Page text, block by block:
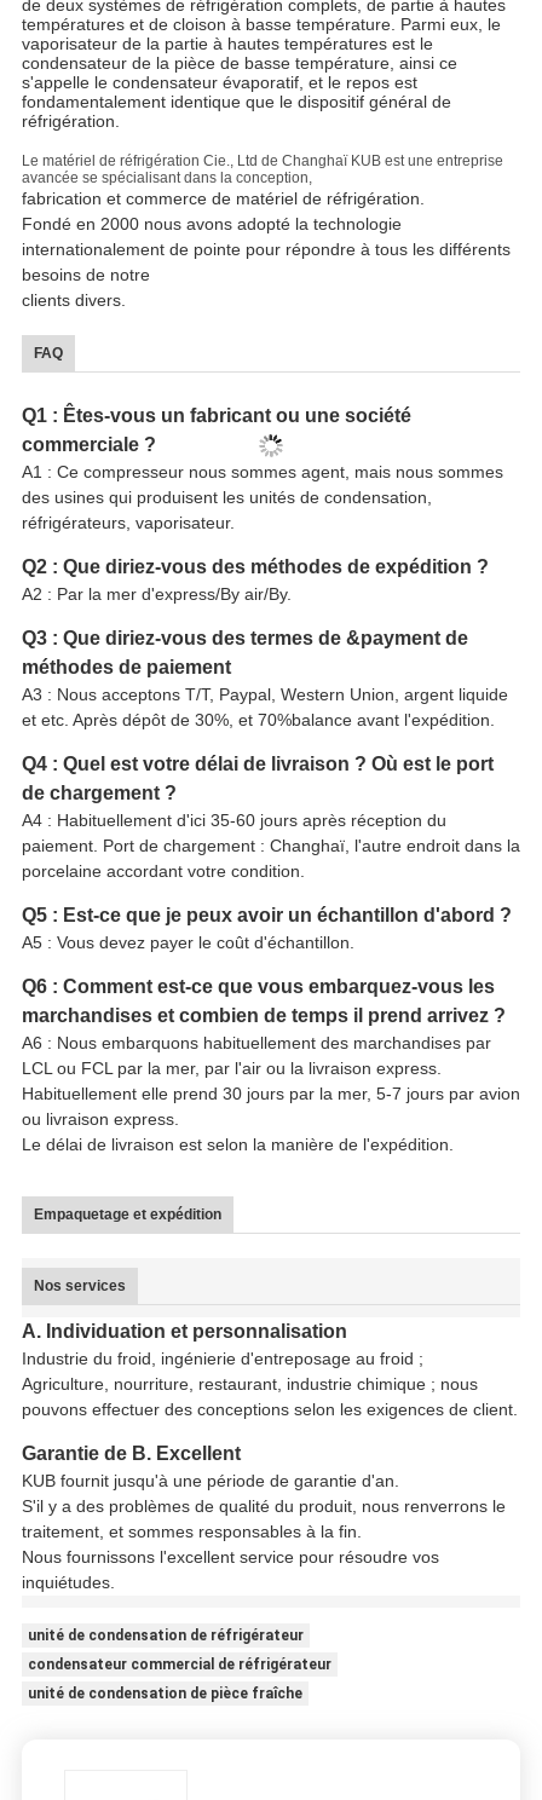
de deux systèmes de réfrigération complets, de partie à hautes
températures et de cloison à basse température. Parmi eux, le
vaporisateur de la partie à hautes températures est le
condensateur de la pièce de basse température, ainsi ce
s'appelle le condensateur évaporatif, et le repos est
fondamentalement identique que le dispositif général de
réfrigération.
Le matériel de réfrigération Cie., Ltd de Changhaï KUB est une entreprise
avancée se spécialisant dans la conception,
fabrication et commerce de matériel de réfrigération.
Fondé en 2000 nous avons adopté la technologie
internationalement de pointe pour répondre à tous les différents
besoins de notre
clients divers.
FAQ
Q1 : Êtes-vous un fabricant ou une société
commerciale ?
A1 : Ce compresseur nous sommes agent, mais nous sommes
des usines qui produisent les unités de condensation,
réfrigérateurs, vaporisateur.
Q2 : Que diriez-vous des méthodes de expédition ?
A2 : Par la mer d'express/By air/By.
Q3 : Que diriez-vous des termes de &payment de
méthodes de paiement
A3 : Nous acceptons T/T, Paypal, Western Union, argent liquide
et etc. Après dépôt de 30%, et 70%balance avant l'expédition.
Q4 : Quel est votre délai de livraison ? Où est le port
de chargement ?
A4 : Habituellement d'ici 35-60 jours après réception du
paiement. Port de chargement : Changhaï, l'autre endroit dans la
porcelaine accordant votre condition.
Q5 : Est-ce que je peux avoir un échantillon d'abord ?
A5 : Vous devez payer le coût d'échantillon.
Q6 : Comment est-ce que vous embarquez-vous les
marchandises et combien de temps il prend arrivez ?
A6 : Nous embarquons habituellement des marchandises par
LCL ou FCL par la mer, par l'air ou la livraison express.
Habituellement elle prend 30 jours par la mer, 5-7 jours par avion
ou livraison express.
Le délai de livraison est selon la manière de l'expédition.
Empaquetage et expédition
Nos services
A. Individuation et personnalisation
Industrie du froid, ingénierie d'entreposage au froid ;
Agriculture, nourriture, restaurant, industrie chimique ; nous
pouvons effectuer des conceptions selon les exigences de client.
Garantie de B. Excellent
KUB fournit jusqu'à une période de garantie d'an.
S'il y a des problèmes de qualité du produit, nous renverrons le
traitement, et sommes responsables à la fin.
Nous fournissons l'excellent service pour résoudre vos
inquiétudes.
unité de condensation de réfrigérateur
condensateur commercial de réfrigérateur
unité de condensation de pièce fraîche